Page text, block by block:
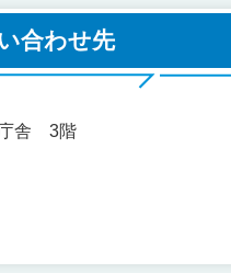
合わせ先
舎 3階